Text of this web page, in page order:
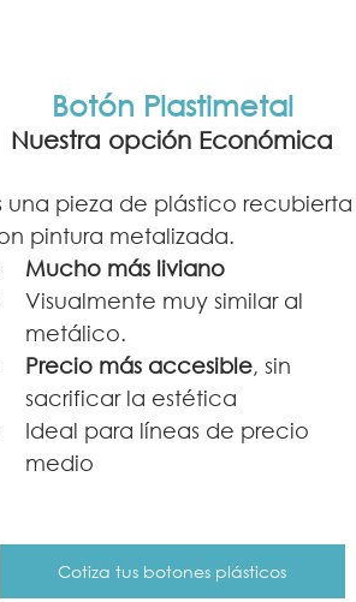
Botón Plastimetal
Nuestra opción Económica
una pieza de plástico recubierta
pintura metalizada.
Mucho más liviano
Visualmente muy similar al
metálico.
Precio más accesible, sin
sacrificar la estética
Ideal para líneas de precio
medio
Cotiza tus botones plásticos